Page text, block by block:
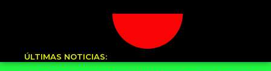
ÚLTIMAS NOTICIAS: